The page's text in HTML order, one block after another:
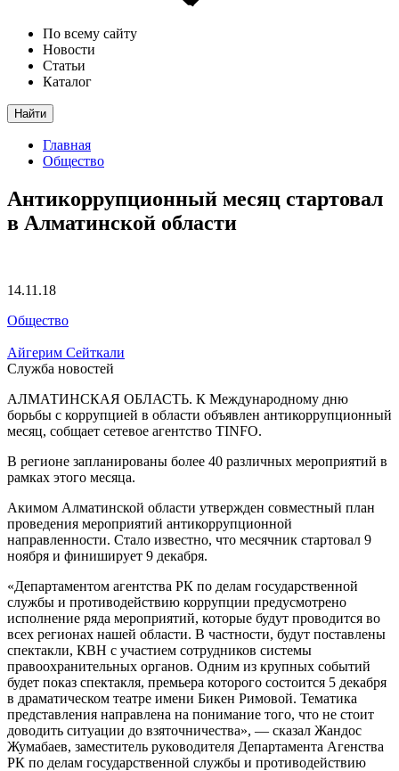
По всему сайту
Новости
Статьи
Каталог
Найти
Главная
Общество
Антикоррупционный месяц стартовал
в Алматинской области
14.11.18
Общество
Айгерим Сейткали
Служба новостей
АЛМАТИНСКАЯ ОБЛАСТЬ. К Международному дню
борьбы с коррупцией в области объявлен антикоррупционный
месяц, собщает сетевое агентство TINFO.
В регионе запланированы более 40 различных мероприятий в
рамках этого месяца.
Акимом Алматинской области утвержден совместный план
проведения мероприятий антикоррупционной
направленности. Стало известно, что месячник стартовал 9
ноября и финиширует 9 декабря.
«Департаментом агентства РК по делам государственной
службы и противодействию коррупции предусмотрено
исполнение ряда мероприятий, которые будут проводится во
всех регионах нашей области. В частности, будут поставлены
спектакли, КВН с участием сотрудников системы
правоохранительных органов. Одним из крупных событий
будет показ спектакля, премьера которого состоится 5 декабря
в драматическом театре имени Бикен Римовой. Тематика
представления направлена на понимание того, что не стоит
доводить ситуации до взяточничества», — сказал Жандос
Жумабаев, заместитель руководителя Департамента Агенства
РК по делам государственной службы и противодействию